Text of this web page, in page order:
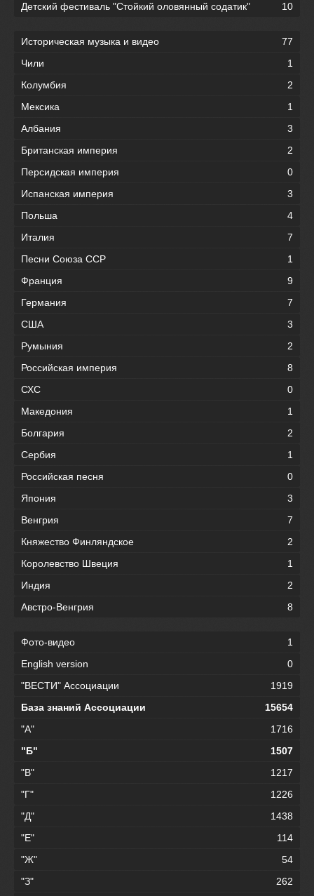
Детский фестиваль "Стойкий оловянный содатик" 10
Историческая музыка и видео
77
Чили
1
Колумбия
2
Мексика
1
Албания
3
Британская империя
2
Персидская империя
0
Испанская империя
3
Польша
4
Италия
7
Песни Союза ССР
1
Франция
9
Германия
7
США
3
Румыния
2
Российская империя
8
СХС
0
Македония
1
Болгария
2
Сербия
1
Российская песня
0
Япония
3
Венгрия
7
Княжество Финляндское
2
Королевство Швеция
1
Индия
2
Австро-Венгрия
8
Фото-видео
1
English version
0
"ВЕСТИ" Ассоциации
1919
База знаний Ассоциации
15654
"А"
1716
"Б"
1507
"В"
1217
"Г"
1226
"Д"
1438
"Е"
114
"Ж"
54
"З"
262